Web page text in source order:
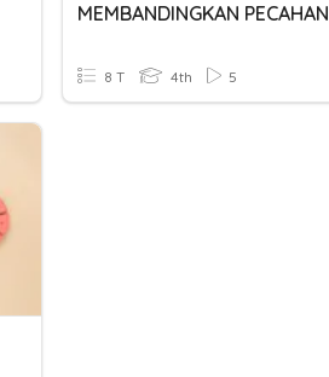
MEMBANDINGKAN PECAHAN
8 T 4th 5